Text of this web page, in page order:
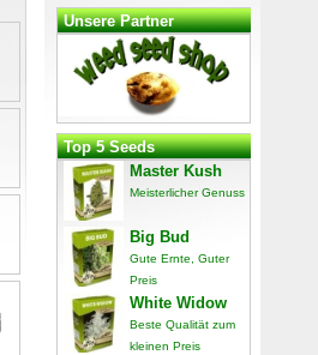
Unsere Partner
Top 5 Seeds
Master Kush
Meisterlicher Genuss
Big Bud
Gute Ernte, Guter
Preis
White Widow
Beste Qualität zum
kleinen Preis